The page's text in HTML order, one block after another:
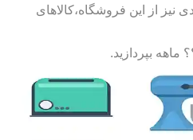
از این فروشگاه،کالاهای